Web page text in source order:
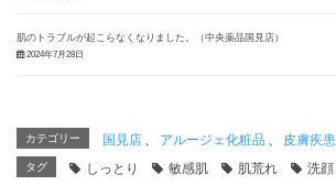
肌のトラブルが起こらなくなりました。（中央薬品国見店）
2024年7月28日
カテゴリー 国見店 、 アルージェ化粧品 、 皮膚疾患
タグ しっとり 敏感肌 肌荒れ 洗顔